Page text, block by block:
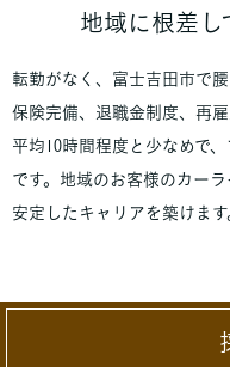
地域に根差し
転勤がなく、富士吉田市で
保険完備、退職金制度、再
平均10時間程度と少なめで
です。地域のお客様のカー
安定したキャリアを築けます